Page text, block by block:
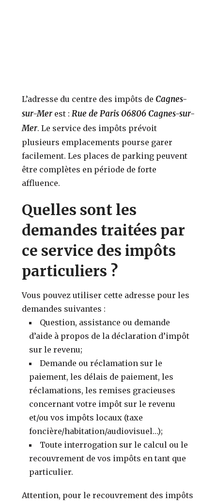
L’adresse du centre des impôts de Cagnes-
sur-Mer est : Rue de Paris 06806 Cagnes-sur-
Mer. Le service des impôts prévoit
plusieurs emplacements pourse garer
facilement. Les places de parking peuvent
être complètes en période de forte
affluence.
Quelles sont les
demandes traitées par
ce service des impôts
particuliers ?
Vous pouvez utiliser cette adresse pour les
demandes suivantes :
Question, assistance ou demande
d’aide à propos de la déclaration d’impôt
sur le revenu;
Demande ou réclamation sur le
paiement, les délais de paiement, les
réclamations, les remises gracieuses
concernant votre impôt sur le revenu
et/ou vos impôts locaux (taxe
foncière/habitation/audiovisuel…);
Toute interrogation sur le calcul ou le
recouvrement de vos impôts en tant que
particulier.
Attention, pour le recouvrement des impôts